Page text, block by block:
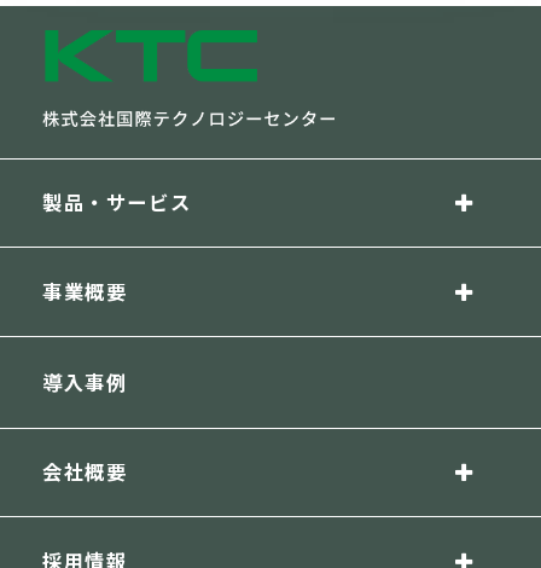
製品・サービス
事業概要
導入事例
会社概要
採用情報